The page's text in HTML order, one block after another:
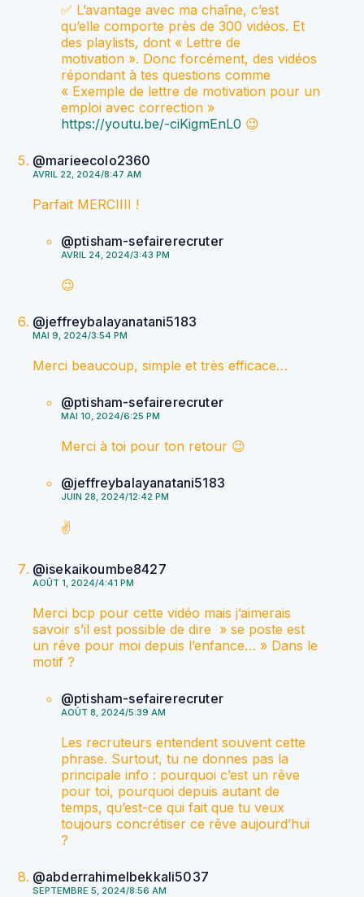
✅ L’avantage avec ma chaîne, c’est
qu’elle comporte près de 300 vidéos. Et
des playlists, dont « Lettre de
motivation ». Donc forcément, des vidéos
répondant à tes questions comme
« Exemple de lettre de motivation pour un
emploi avec correction »
https://youtu.be/-ciKigmEnL0 😉
@marieecolo2360
AVRIL 22, 2024/8:47 AM
Parfait MERCIIII !
@ptisham-sefairerecruter
AVRIL 24, 2024/3:43 PM
😉
@jeffreybalayanatani5183
MAI 9, 2024/3:54 PM
Merci beaucoup, simple et très efficace…
@ptisham-sefairerecruter
MAI 10, 2024/6:25 PM
Merci à toi pour ton retour 😉
@jeffreybalayanatani5183
JUIN 28, 2024/12:42 PM
✌️
@isekaikoumbe8427
AOÛT 1, 2024/4:41 PM
Merci bcp pour cette vidéo mais j’aimerais
savoir s’il est possible de dire » se poste est
un rêve pour moi depuis l’enfance… » Dans le
motif ?
@ptisham-sefairerecruter
AOÛT 8, 2024/5:39 AM
Les recruteurs entendent souvent cette
phrase. Surtout, tu ne donnes pas la
principale info : pourquoi c’est un rêve
pour toi, pourquoi depuis autant de
temps, qu’est-ce qui fait que tu veux
toujours concrétiser ce rêve aujourd’hui
?
@abderrahimelbekkali5037
SEPTEMBRE 5, 2024/8:56 AM